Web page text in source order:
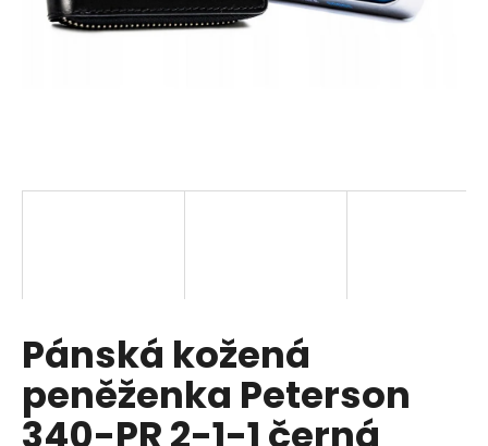
Pánská kožená
peněženka Peterson
340-PR 2-1-1 černá
D
o
p
o